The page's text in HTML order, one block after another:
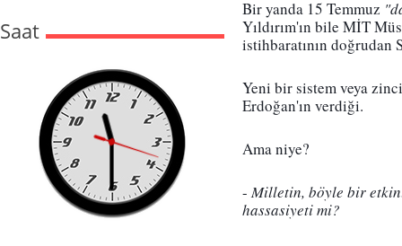
Saat
Bir yanda 15 Temmuz
Yıldırım'ın bile MİT
istihbaratının doğrudan
Yeni bir sistem veya
Erdoğan'ın verdiği.
Ama niye?
- Milletin, böyle bir
hassasiyeti mi?